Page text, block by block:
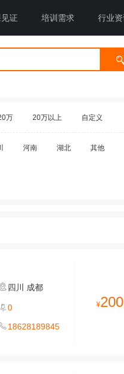
证 培训需求 行业
万 20万以上 自定义
河南 湖北 其他
四川 成都
0
18628189845
¥